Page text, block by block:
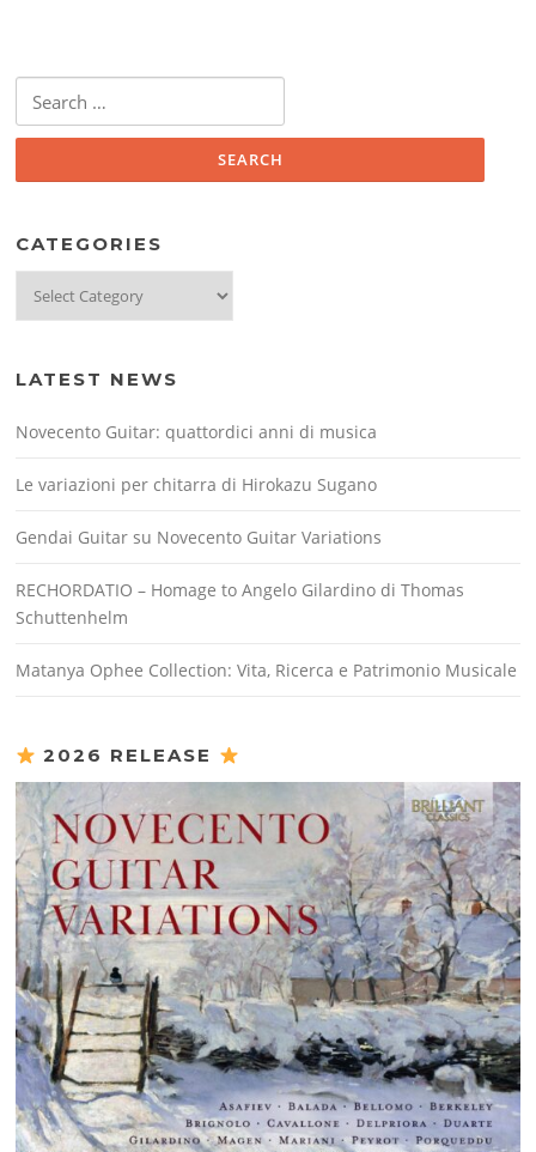
for:
CATEGORIES
LATEST NEWS
Novecento Guitar: quattordici anni di musica
Le variazioni per chitarra di Hirokazu Sugano
Gendai Guitar su Novecento Guitar Variations
RECHORDATIO – Homage to Angelo Gilardino di Thomas
Schuttenhelm
Matanya Ophee Collection: Vita, Ricerca e Patrimonio Musicale
2026 RELEASE